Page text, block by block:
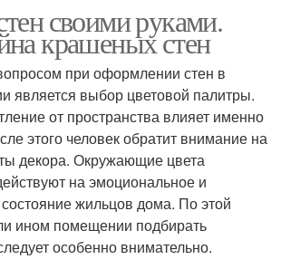
своими руками.
крашеных стен
при оформлении стен в
является выбор цветовой палитры.
от пространства влияет именно
этого человек обратит внимание на
декора. Окружающие цвета
на эмоциональное и
состояние жильцов дома. По этой
ином помещении подбирать
особенно внимательно.